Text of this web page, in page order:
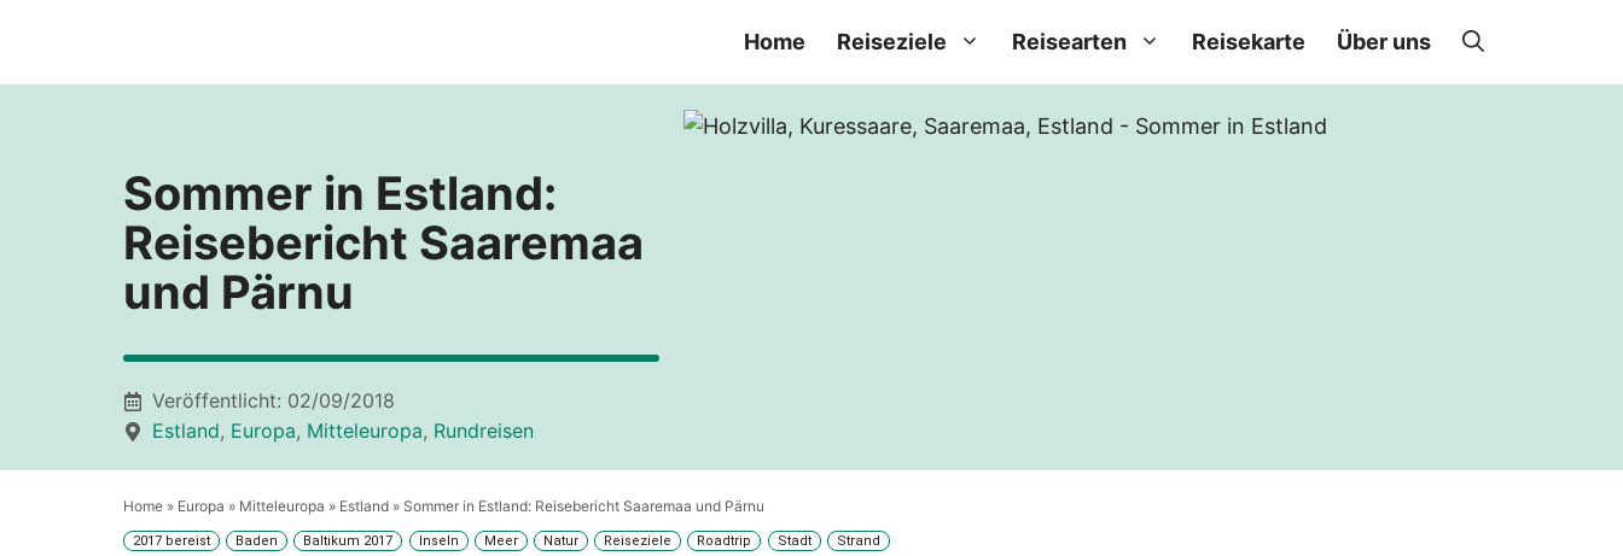
springen
Home Reiseziele Reisearten Reisekarte Über uns
Sommer in Estland:
Reisebericht Saaremaa
und Pärnu
Veröffentlicht: 02/09/2018
Estland, Europa, Mitteleuropa, Rundreisen
Home » Europa » Mitteleuropa » Estland » Sommer in Estland: Reisebericht Saaremaa und Pärnu
2017 bereist Baden Baltikum 2017 Inseln Meer Natur Reiseziele Roadtrip Stadt Strand